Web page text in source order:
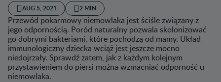
AUG 5, 2021 2 MIN
Przewód pokarmowy niemowlaka jest ściśle związany z
jego odpornością. Poród naturalny pozwala skolonizować
go dobrymi bakteriami, które pochodzą od mamy. Układ
immunologiczny dziecka wciąż jest jeszcze mocno
niedojrzały. Sprawdź zatem, jak z każdym kolejnym
przystawieniem do piersi można wzmacniać odporność u
niemowlaka.